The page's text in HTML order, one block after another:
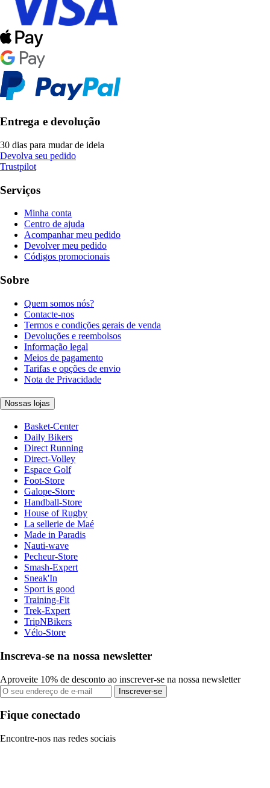
Entrega e devolução
30 dias para mudar de ideia
Devolva seu pedido
Trustpilot
Serviços
Minha conta
Centro de ajuda
Acompanhar meu pedido
Devolver meu pedido
Códigos promocionais
Sobre
Quem somos nós?
Contacte-nos
Termos e condições gerais de venda
Devoluções e reembolsos
Informação legal
Meios de pagamento
Tarifas e opções de envio
Nota de Privacidade
Nossas lojas
Basket-Center
Daily Bikers
Direct Running
Direct-Volley
Espace Golf
Foot-Store
Galope-Store
Handball-Store
House of Rugby
La sellerie de Maé
Made in Paradis
Nauti-wave
Pecheur-Store
Smash-Expert
Sneak'In
Sport is good
Training-Fit
Trek-Expert
TripNBikers
Vélo-Store
Inscreva-se na nossa newsletter
Aproveite 10% de desconto ao inscrever-se na nossa newsletter
Inscrever-se
Fique conectado
Encontre-nos nas redes sociais